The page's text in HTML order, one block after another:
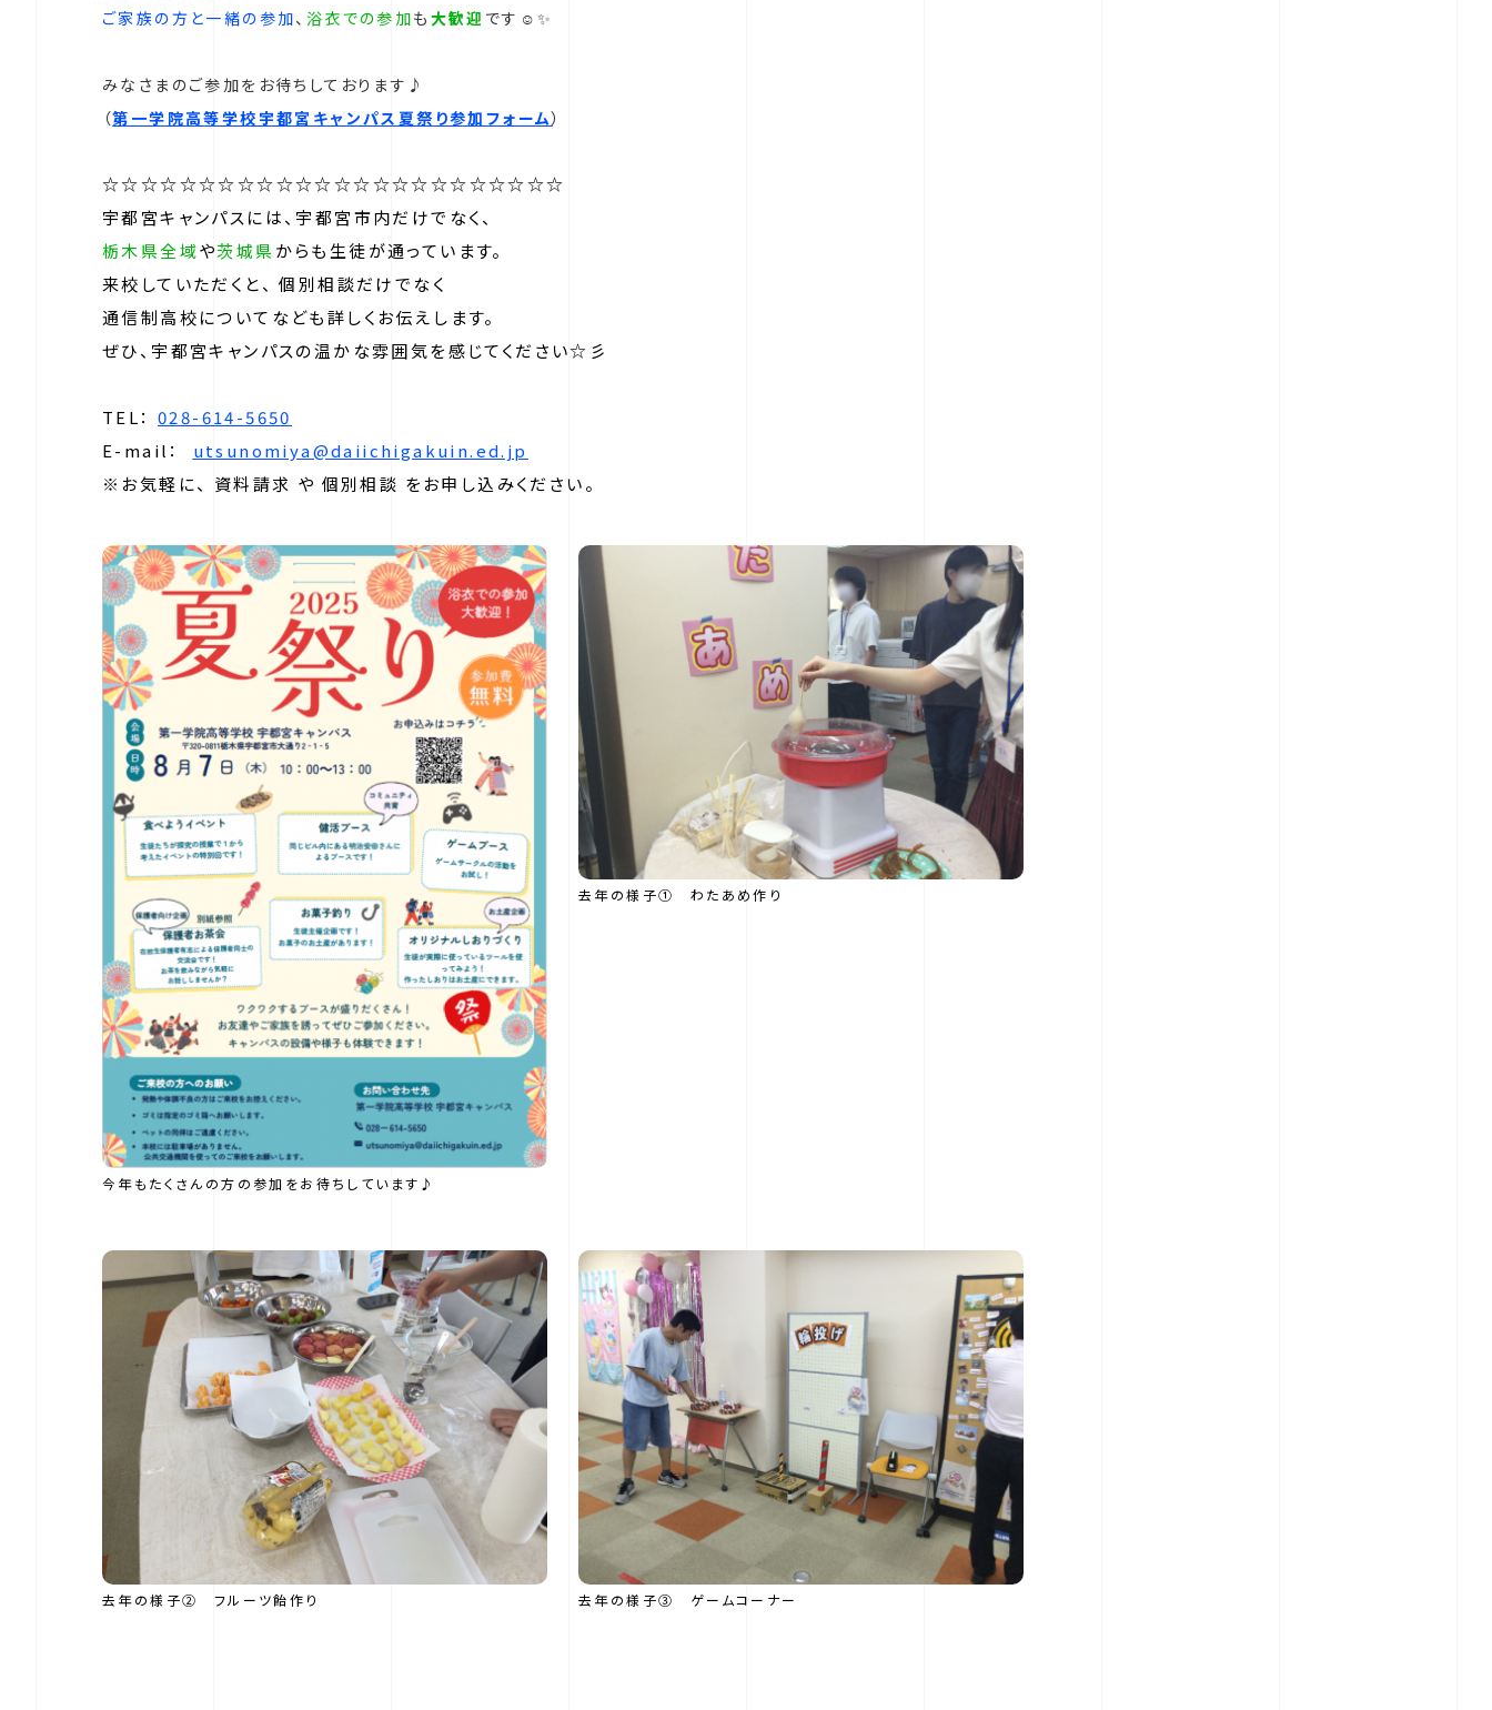
ご家族の方と一緒の参加、 浴衣での参加も 大歓迎 です☺✨
みなさまのご参加をお待ちしております♪
（第一学院高等学校宇都宮キャンパス夏祭り参加フォーム）
☆☆☆☆☆☆☆☆☆☆☆☆☆☆☆☆☆☆☆☆☆☆☆☆
宇都宮キャンパスには、宇都宮市内だけでなく、
栃木県全域や茨城県からも生徒が通っています。
来校していただくと、 個別相談だけでなく
通信制高校についてなども詳しくお伝えします。
ぜひ、宇都宮キャンパスの温かな雰囲気を感じてください☆彡
TEL： 028-614-5650
E-mail： utsunomiya@daiichigakuin.ed.jp
※お気軽に、 資料請求 や 個別相談 をお申し込みください。
今年もたくさんの方の参加をお待ちしています♪
去年の様子① わたあめ作り
去年の様子② フルーツ飴作り 去年の様子③ ゲームコーナー